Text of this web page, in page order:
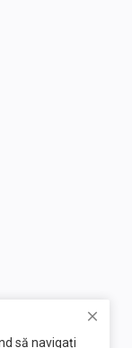
să navigați